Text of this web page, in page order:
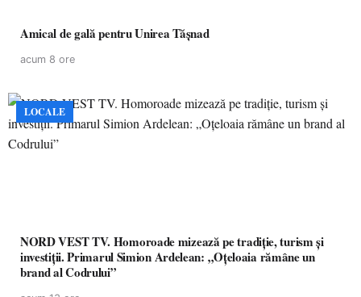
Amical de gală pentru Unirea Tășnad
acum 8 ore
LOCALE
NORD VEST TV. Homoroade mizează pe tradiție, turism și
investiții. Primarul Simion Ardelean: „Oțeloaia rămâne un
brand al Codrului”